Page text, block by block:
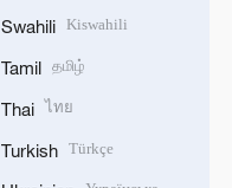
Swahili Kiswahili
Tamil தமிழ்
Thai ไทย
Turkish Türkçe